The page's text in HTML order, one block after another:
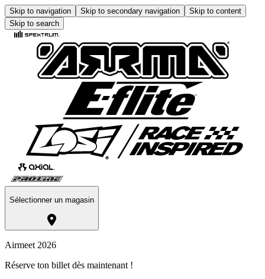
Skip to navigation Skip to secondary navigation
Skip to content
Skip to search
Sélectionner un magasin
Airmeet 2026
Réserve ton billet dès maintenant !